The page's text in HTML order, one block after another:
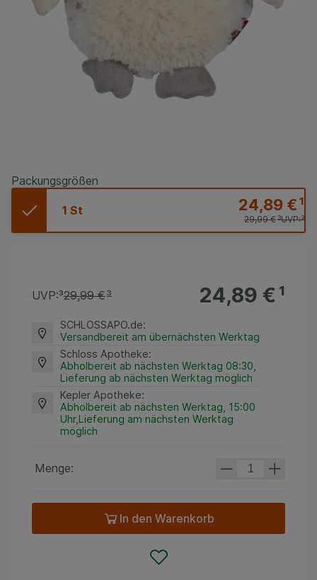
Packungsgrößen
1 St 24,89 €¹
UVP:³
29,99 €³
24,89 €¹
UVP:³29,99 €³
SCHLOSSAPO.de:
Versandbereit am übernächsten Werktag
Schloss Apotheke:
Abholbereit ab nächsten Werktag 08:30,
Lieferung ab nächsten Werktag möglich
Kepler Apotheke:
Abholbereit ab nächsten Werktag, 15:00
Uhr,Lieferung am nächsten Werktag
möglich
Menge:
In den Warenkorb